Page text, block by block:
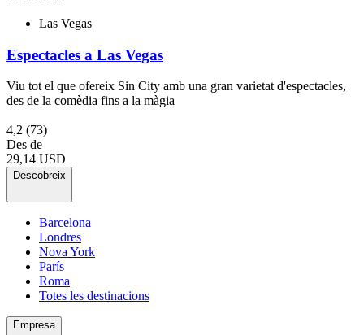
Las Vegas
Espectacles a Las Vegas
Viu tot el que ofereix Sin City amb una gran varietat d'espectacles,
des de la comèdia fins a la màgia
4,2 (73)
Des de
29,14 USD
Descobreix
Barcelona
Londres
Nova York
París
Roma
Totes les destinacions
Empresa